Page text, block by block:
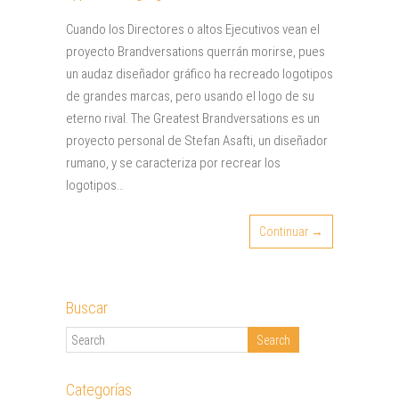
Cuando los Directores o altos Ejecutivos vean el
proyecto Brandversations querrán morirse, pues
un audaz diseñador gráfico ha recreado logotipos
de grandes marcas, pero usando el logo de su
eterno rival. The Greatest Brandversations es un
proyecto personal de Stefan Asafti, un diseñador
rumano, y se caracteriza por recrear los
logotipos…
Continuar →
Buscar
Categorías